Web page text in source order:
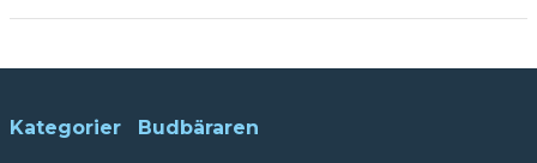
Kategorier Budbäraren